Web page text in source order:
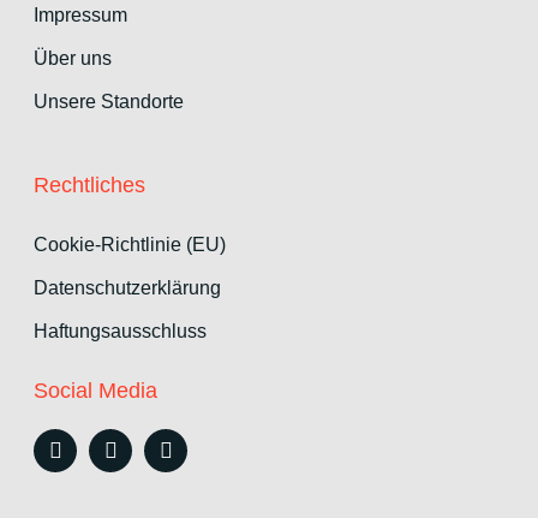
Impressum
Über uns
Unsere Standorte
Rechtliches
Cookie-Richtlinie (EU)
Datenschutzerklärung
Haftungsausschluss
Social Media